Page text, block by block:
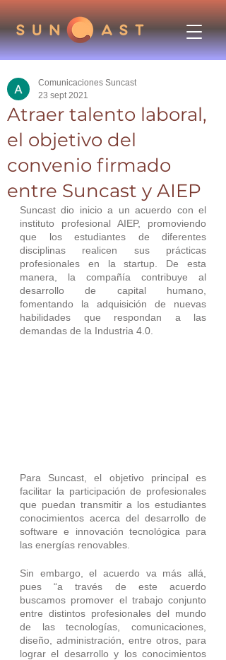
Atraer talento laboral,
el objetivo del
convenio firmado
entre Suncast y AIEP
Comunicaciones Suncast
23 sept 2021
Suncast dio inicio a un acuerdo con el
instituto profesional AIEP, promoviendo
que los estudiantes de diferentes
disciplinas realicen sus prácticas
profesionales en la startup. De esta
manera, la compañía contribuye al
desarrollo de capital humano,
fomentando la adquisición de nuevas
habilidades que respondan a las
demandas de la Industria 4.0.
Para Suncast, el objetivo principal es
facilitar la participación de profesionales
que puedan transmitir a los estudiantes
conocimientos acerca del desarrollo de
software e innovación tecnológica para
las energías renovables.
Sin embargo, el acuerdo va más allá,
pues “a través de este acuerdo
buscamos promover el trabajo conjunto
entre distintos profesionales del mundo
de las tecnologías, comunicaciones,
diseño, administración, entre otros, para
lograr el desarrollo y los conocimientos